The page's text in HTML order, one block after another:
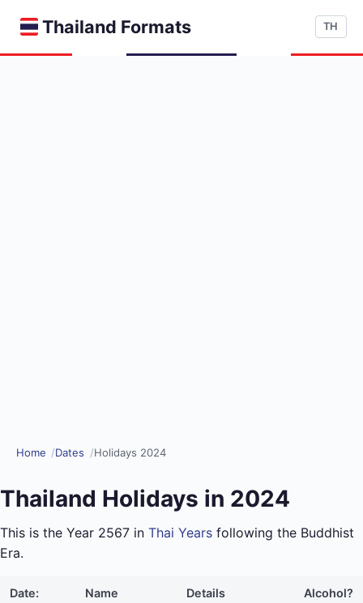
Thailand Formats TH
Home Dates Holidays 2024
Thailand Holidays in 2024
This is the Year 2567 in Thai Years following the Buddhist
Era.
Date: Name Details Alcohol?